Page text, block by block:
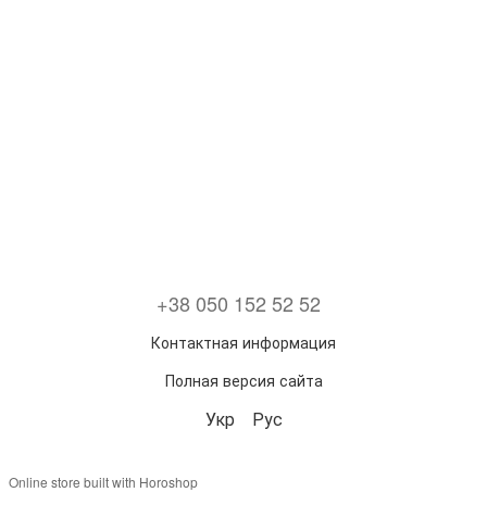
+38 050 152 52 52
Контактная информация
Полная версия сайта
Укр Рус
Online store built with Horoshop